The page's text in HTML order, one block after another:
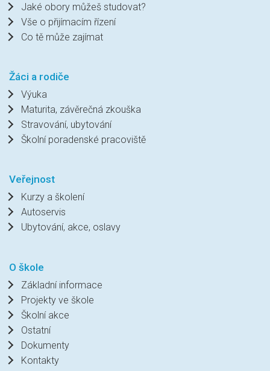
Jaké obory můžeš studovat?
Vše o přijímacím řízení
Co tě může zajímat
Žáci a rodiče
Výuka
Maturita, závěrečná zkouška
Stravování, ubytování
Školní poradenské pracoviště
Veřejnost
Kurzy a školení
Autoservis
Ubytování, akce, oslavy
O škole
Základní informace
Projekty ve škole
Školní akce
Ostatní
Dokumenty
Kontakty